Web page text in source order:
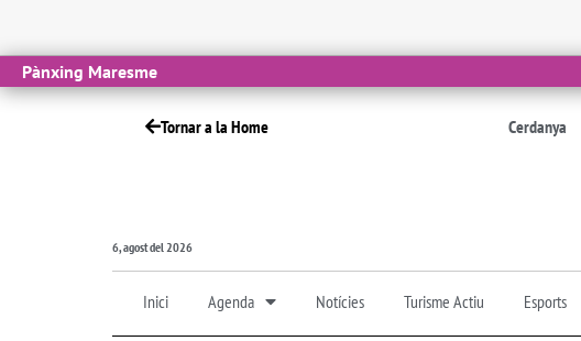
Pànxing Maresme
Tornar a la Home Cerdanya
6, agost del 2026
Inici Agenda Notícies Turisme Actiu Esports